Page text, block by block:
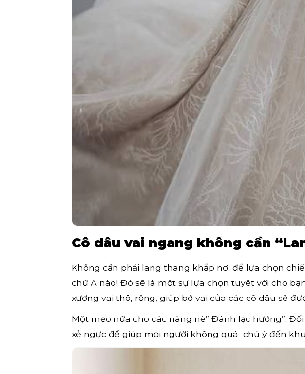
Cô dâu vai ngang không cần
Không cần phải lang thang khắp nơi để lựa chọn
chữ A nào! Đó sẽ là một sự lựa chọn tuyệt vời cho
xương vai thô, rộng, giúp bờ vai của các cô dâu sẽ
Một mẹo nữa cho các nàng nè” Đánh lạc hướng”.
xẻ ngực để giúp mọi người không quá chú ý đến